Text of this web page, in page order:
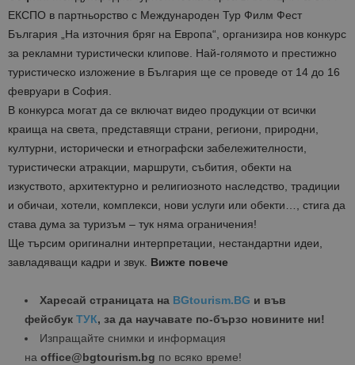
ЕКСПО в партньорство с Международен Тур Филм Фест
България „На източния бряг на Европа“, организира нов конкурс
за рекламни туристически клипове. Най-голямото и престижно
туристическо изложение в България ще се проведе от 14 до 16
февруари в София.
В конкурса могат да се включат видео продукции от всички
краища на света, представящи страни, региони, природни,
културни, исторически и етнографски забележителности,
туристически атракции, маршрути, събития, обекти на
изкуството, архитектурно и религиозното наследство, традиции
и обичаи, хотели, комплекси, нови услуги или обекти…, стига да
става дума за туризъм – тук няма ограничения!
Ще търсим оригинални интерпретации, нестандартни идеи,
завладяващи кадри и звук. Вижте повече
Харесай страницата на BGtourism.BG и във
фейсбук ТУК, за да научавате по-бързо новините ни!
Изпращайте снимки и информация
на office@bgtourism.bg по всяко време!